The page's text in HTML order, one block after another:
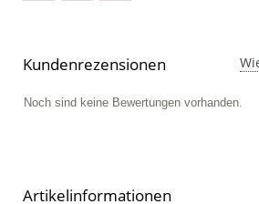
Kundenrezensionen
Noch sind keine Bewertungen vorhanden.
Artikelinformationen